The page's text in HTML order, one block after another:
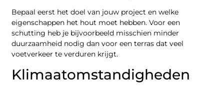
Bepaal eerst het doel van jouw project en welke
eigenschappen het hout moet hebben. Voor een
schutting heb je bijvoorbeeld misschien minder
duurzaamheid nodig dan voor een terras dat veel
voetverkeer te verduren krijgt.
Klimaatomstandigheden